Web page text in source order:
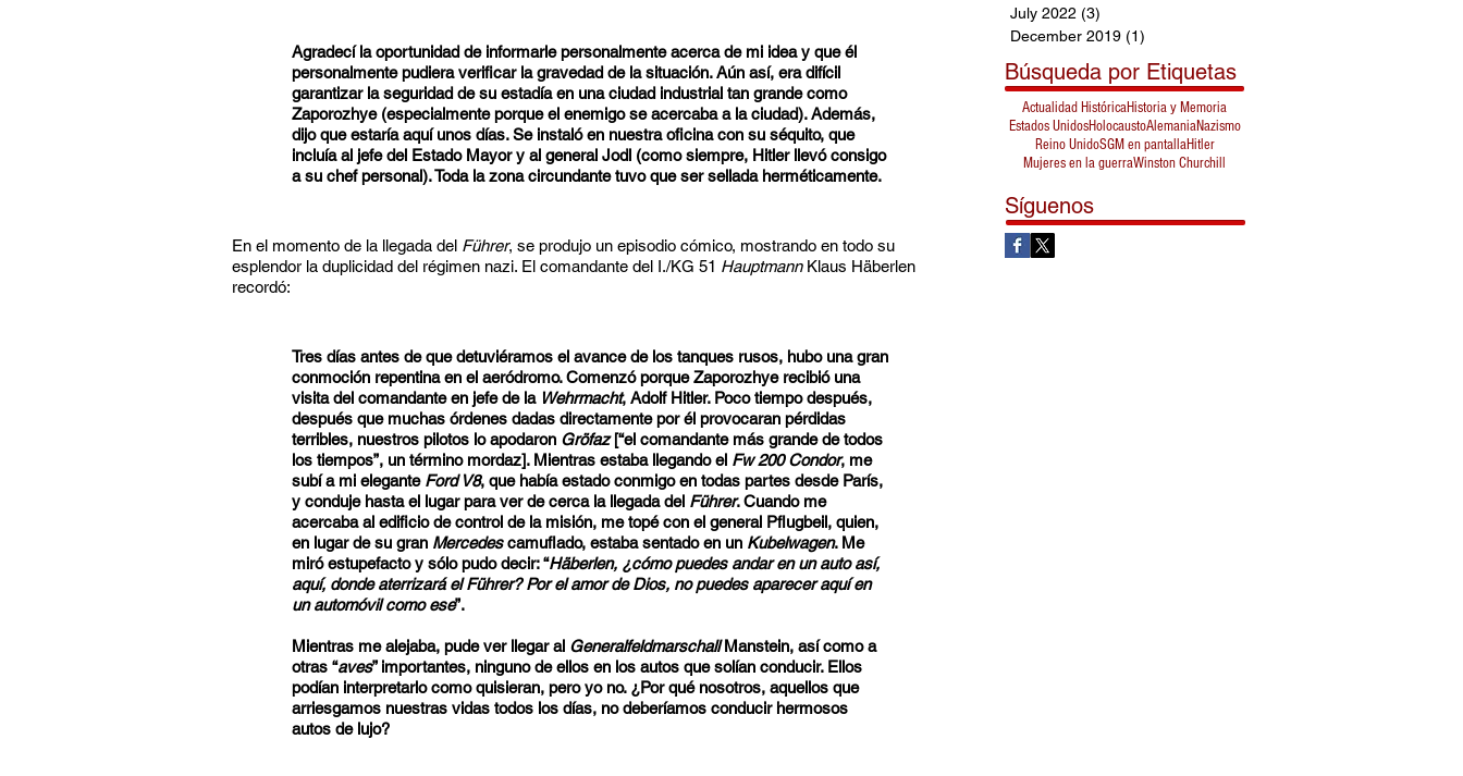
Agradecí la oportunidad de informarle personalmente acerca de mi idea y que él
personalmente pudiera verificar la gravedad de la situación. Aún así, era difícil
garantizar la seguridad de su estadía en una ciudad industrial tan grande como
Zaporozhye (especialmente porque el enemigo se acercaba a la ciudad). Además,
dijo que estaría aquí unos días. Se instaló en nuestra oficina con su séquito, que
incluía al jefe del Estado Mayor y al general Jodl (como siempre, Hitler llevó consigo
a su chef personal). Toda la zona circundante tuvo que ser sellada herméticamente.
En el momento de la llegada del Führer, se produjo un episodio cómico, mostrando en todo su
esplendor la duplicidad del régimen nazi. El comandante del I./KG 51 HauptmannKlaus Häberlen
recordó:
Tres días antes de que detuviéramos el avance de los tanques rusos, hubo una gran
conmoción repentina en el aeródromo. Comenzó porque Zaporozhye recibió una
visita del comandante en jefe de la Wehrmacht, Adolf Hitler. Poco tiempo después,
después que muchas órdenes dadas directamente por él provocaran pérdidas
terribles, nuestros pilotos lo apodaron Gröfaz[“el comandante más grande de todos
los tiempos”, un término mordaz]. Mientras estaba llegando el Fw 200 Condor, me
subí a mi elegante Ford V8, que había estado conmigo en todas partes desde París,
y conduje hasta el lugar para ver de cerca la llegada del Führer. Cuando me
acercaba al edificio de control de la misión, me topé con el general Pflugbeil, quien,
en lugar de su gran Mercedescamuflado, estaba sentado en un Kubelwagen. Me
miró estupefacto y sólo pudo decir: “Häberlen, ¿cómo puedes andar en un auto así,
aquí, donde aterrizará el Führer? Por el amor de Dios, no puedes aparecer aquí en
un automóvil como ese”.
Mientras me alejaba, pude ver llegar al GeneralfeldmarschallManstein, así como a
otras “aves” importantes, ninguno de ellos en los autos que solían conducir. Ellos
podían interpretarlo como quisieran, pero yo no. ¿Por qué nosotros, aquellos que
arriesgamos nuestras vidas todos los días, no deberíamos conducir hermosos
autos de lujo?
July 2022 (3)
December 2019 (1)
Búsqueda por Etiquetas
Actualidad HistóricaHistoria y Memoria
Estados UnidosHolocaustoAlemaniaNazismo
Reino UnidoSGM en pantallaHitler
Mujeres en la guerraWinston Churchill
Síguenos